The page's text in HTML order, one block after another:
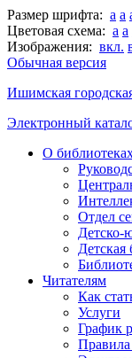
Размер шрифта: a a
Цветовая схема: a a
Изображения: вкл.
Обычная версия
Ишимская
Электронный
О
Отдел
Детско-
Детская
Читателям
Как
Услуги
График
Правила